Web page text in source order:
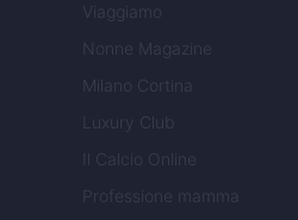
Viaggiamo
Nonne Magazine
Milano Cortina
Luxury Club
Il Calcio Online
Professione mamma